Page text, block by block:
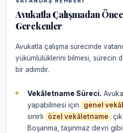
Avukatla Çalışmadan
Gerekenler
Avukatla çalışma sürecinde
yükümlülüklerini bilmesi, sürecin
bir adımdır.
Vekâletname Süreci.
yapabilmesi için
genel
sınırlı
özel vekâletname
Boşanma, taşınmaz devri